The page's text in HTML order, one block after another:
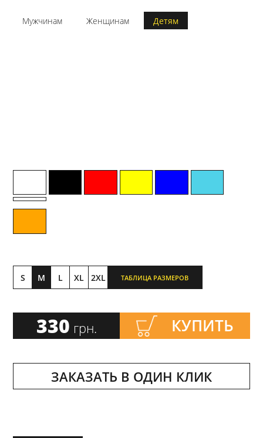
Мужчинам Женщинам Детям
S M L XL 2XL ТАБЛИЦА РАЗМЕРОВ
330 грн. КУПИТЬ
ЗАКАЗАТЬ В ОДИН КЛИК